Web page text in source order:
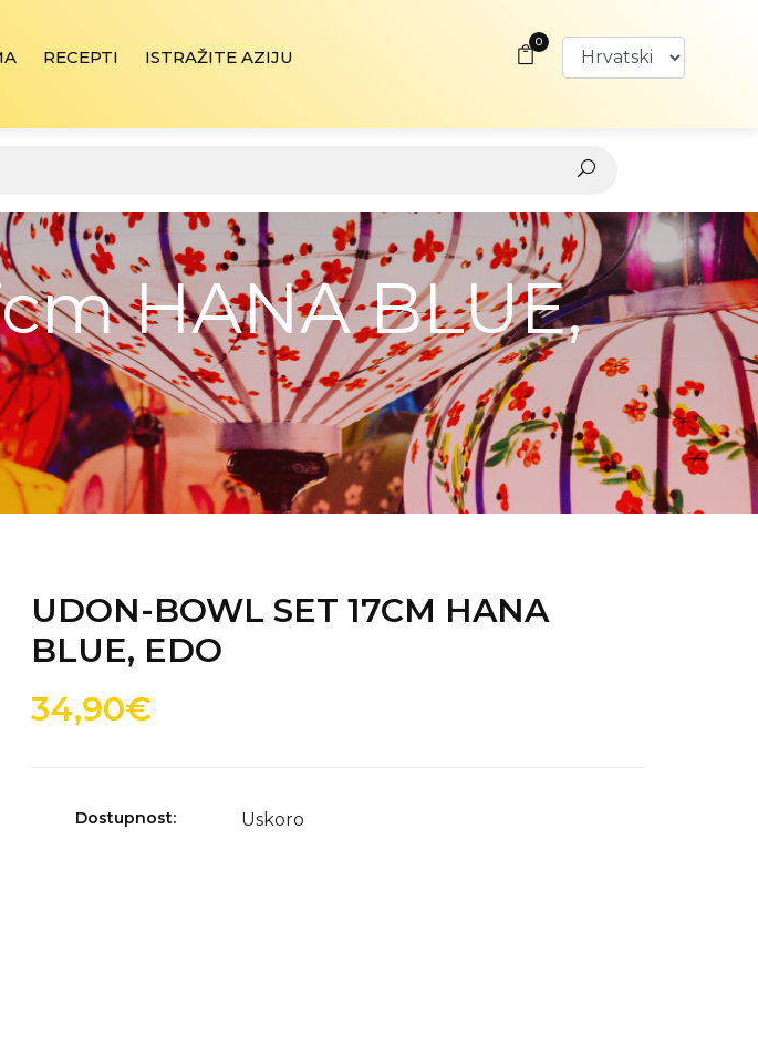
RECEPTI ISTRAŽITE AZIJU
0
HANA BLUE,
UDON-BOWL SET 17CM HANA
BLUE, EDO
34,90€
Dostupnost: Uskoro